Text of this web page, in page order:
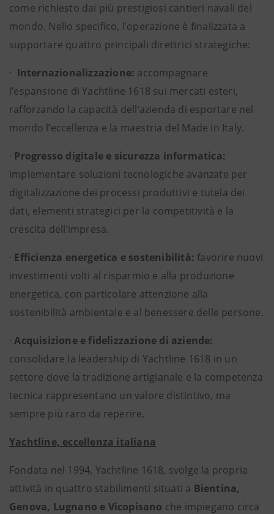
come richiesto dai più prestigiosi cantieri navali del
mondo. Nello specifico, l’operazione è finalizzata a
supportare quattro principali direttrici strategiche:
· Internazionalizzazione: accompagnare
l’espansione di Yachtline 1618 sui mercati esteri,
rafforzando la capacità dell’azienda di esportare nel
mondo l’eccellenza e la maestria del Made in Italy.
· Progresso digitale e sicurezza informatica:
implementare soluzioni tecnologiche avanzate per
digitalizzazione dei processi produttivi e tutela dei
dati, elementi strategici per la competitività e la
crescita dell’impresa.
· Efficienza energetica e sostenibilità: favorire nuovi
investimenti volti al risparmio e alla produzione
energetica, con particolare attenzione alla
sostenibilità ambientale e al benessere delle persone.
·Acquisizione e fidelizzazione di aziende:
consolidare la leadership di Yachtline 1618 in un
settore dove la tradizione artigianale e la competenza
tecnica rappresentano un valore distintivo, ma
sempre più raro da reperire.
Yachtline, eccellenza italiana
Fondata nel 1994, Yachtline 1618, svolge la propria
attività in quattro stabilimenti situati a Bientina,
Genova, Lugnano e Vicopisano che impiegano circa